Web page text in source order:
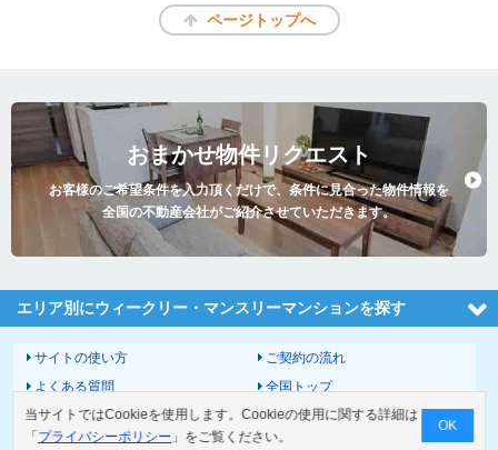
ページトップへ
おまかせ物件リクエスト
お客様のご希望条件を入力頂くだけで、条件に見合った物件情報を
全国の不動産会社がご紹介させていただきます。
エリア別にウィークリー・マンスリーマンションを探す
サイトの使い方
ご契約の流れ
よくある質問
全国トップ
サイトマップ
運営会社
お問い合わせ
個人情報の取扱いについて
当サイトではCookieを使用します。Cookieの使用に関する詳細は
「 プライバシーポリシー 」をご覧ください。
OK